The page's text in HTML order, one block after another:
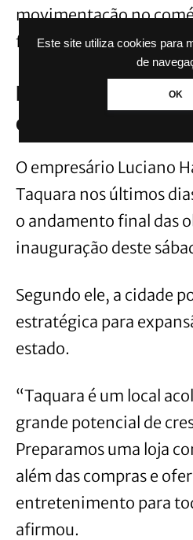
Este site utiliza cookies para
de
OK
movimentação no
fluxo de visitantes.
Luciano Hang
obras da nova
O empresário Luciano
Taquara nos últimos
o andamento final das
inauguração deste
Segundo ele, a cidade
estratégica para
estado.
“Taquara é um local
grande potencial de
Preparamos uma loja
além das compras e
entretenimento para
afirmou.